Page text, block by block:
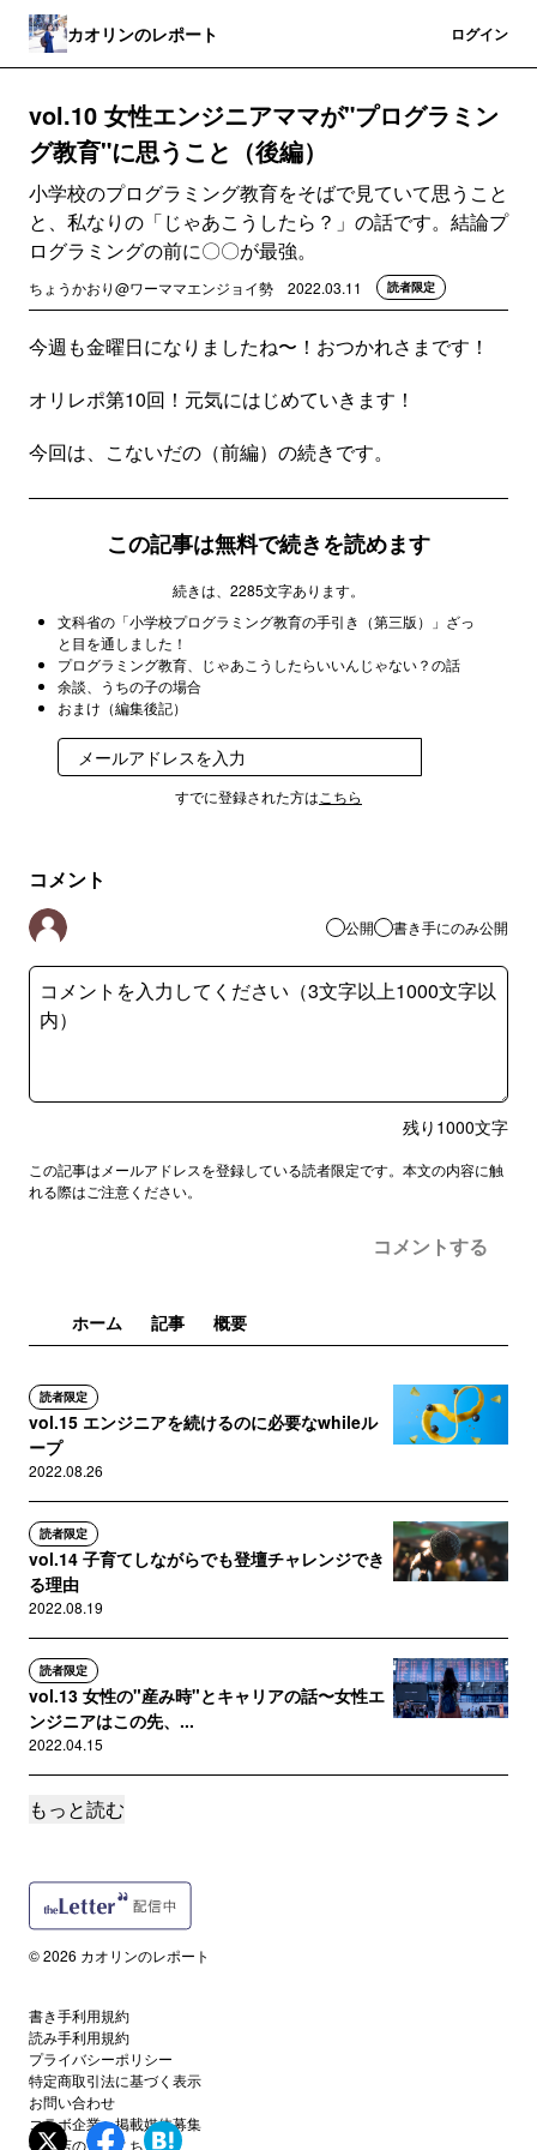
カオリンのレポート ログイン
vol.10 女性エンジニアママが"プログラミン
グ教育"に思うこと（後編）
小学校のプログラミング教育をそばで見ていて思うこと
と、私なりの「じゃあこうしたら？」の話です。結論プ
ログラミングの前に〇〇が最強。
ちょうかおり@ワーママエンジョイ勢 2022.03.11 読者限定
今週も金曜日になりましたね〜！おつかれさまです！
オリレポ第10回！元気にはじめていきます！
今回は、こないだの（前編）の続きです。
この記事は無料で続きを読めます
続きは、2285文字あります。
文科省の「小学校プログラミング教育の手引き（第三版）」ざっ
と目を通しました！
プログラミング教育、じゃあこうしたらいいんじゃない？の話
余談、うちの子の場合
おまけ（編集後記）
すでに登録された方は こちら
コメント
公開 書き手にのみ公開
残り 1000文字
この記事はメールアドレスを登録している読者限定です。本文の内容に触
れる際はご注意ください。
コメントする
ホーム 記事 概要
読者限定
vol.15 エンジニアを続けるのに必要なwhileル
ープ
2022.08.26
読者限定
vol.14 子育てしながらでも登壇チャレンジでき
る理由
2022.08.19
読者限定
vol.13 女性の"産み時"とキャリアの話〜女性エ
ンジニアはこの先、...
2022.04.15
読者限定
読者限定
vol.11 もう無理〜！はらたつ〜！休みた〜い！
ってなった時にまずや...
読者限定
vol.9 不正アクセス事件について子供と話してみ
た件
2022.03.04
もっと読む
© 2026 カオリンのレポート
書き手利用規約
読み手利用規約
プライバシーポリシー
特定商取引法に基づく表示
お問い合わせ
コラボ企業・掲載媒体募集
代理店の方はこちら